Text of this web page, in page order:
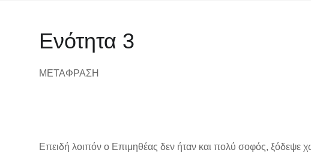
Ενότητα 3
ΜΕΤΑΦΡΑΣΗ
Επειδή λοιπόν ο Επιμηθέας δεν ήταν και πολύ σοφός, ξόδεψε